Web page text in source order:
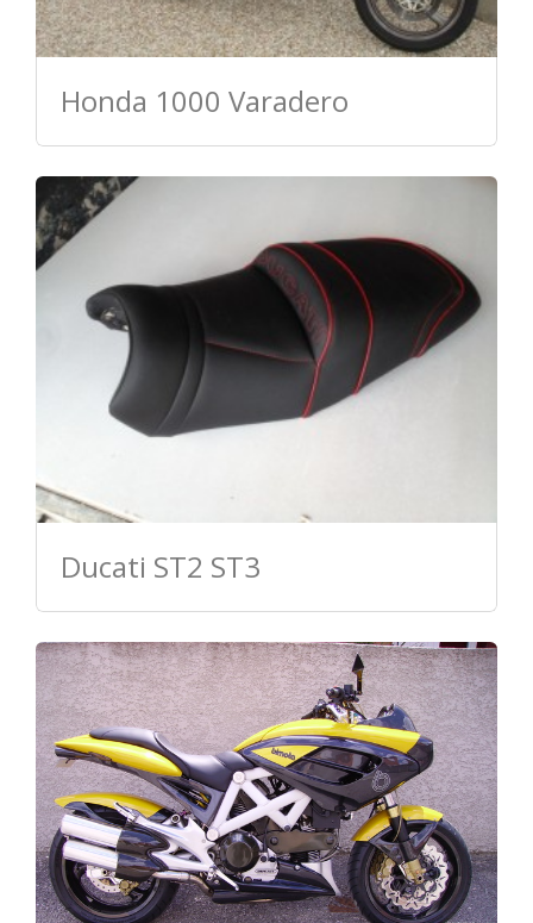
Honda 1000 Varadero
Ducati ST2 ST3